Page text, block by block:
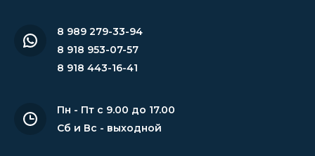
8 989 279-33-94
8 918 953-07-57
8 918 443-16-41
Пн - Пт с 9.00 до 17.00
Сб и Вс - выходной